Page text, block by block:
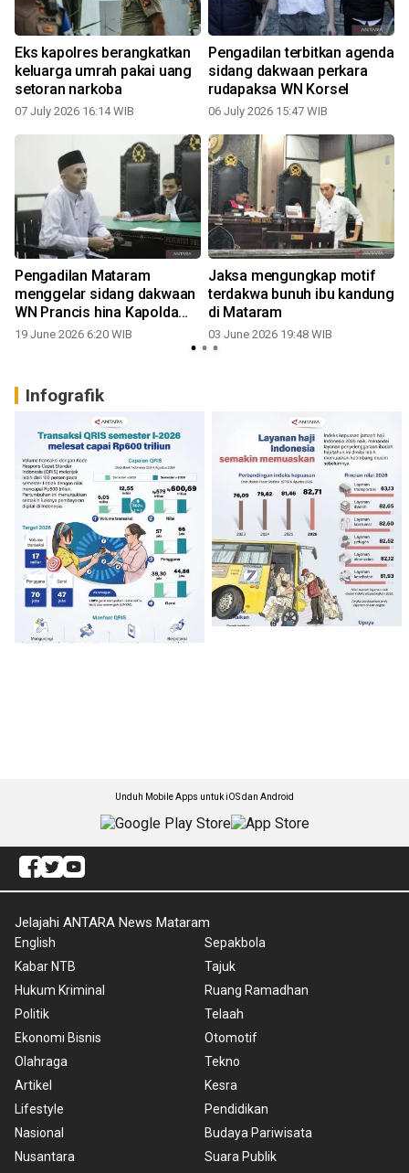
Eks kapolres berangkatkan
keluarga umrah pakai uang
setoran narkoba
07 July 2026 16:14 WIB
Pengadilan terbitkan agenda
sidang dakwaan perkara
rudapaksa WN Korsel
06 July 2026 15:47 WIB
Pengadilan Mataram
menggelar sidang dakwaan
WN Prancis hina Kapolda
NTB
19 June 2026 6:20 WIB
Jaksa mengungkap motif
terdakwa bunuh ibu kandung
di Mataram
03 June 2026 19:48 WIB
Infografik
Unduh Mobile Apps untuk iOS dan Android
Jelajahi ANTARA News Mataram
English
Kabar NTB
Hukum Kriminal
Politik
Ekonomi Bisnis
Olahraga
Artikel
Lifestyle
Nasional
Nusantara
Sepakbola
Tajuk
Ruang Ramadhan
Telaah
Otomotif
Tekno
Kesra
Pendidikan
Budaya Pariwisata
Suara Publik